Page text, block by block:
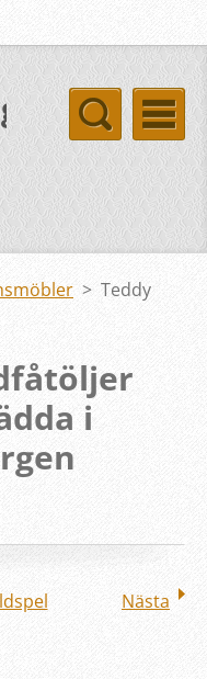
> Teddy
i
Nästa